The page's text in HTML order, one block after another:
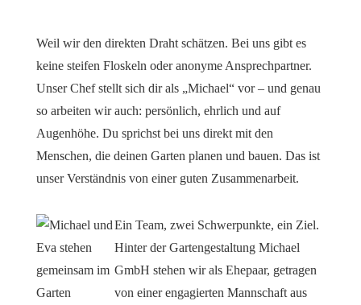
Weil wir den direkten Draht schätzen. Bei uns gibt es
keine steifen Floskeln oder anonyme Ansprechpartner.
Unser Chef stellt sich dir als „Michael“ vor – und genau
so arbeiten wir auch: persönlich, ehrlich und auf
Augenhöhe. Du sprichst bei uns direkt mit den
Menschen, die deinen Garten planen und bauen. Das ist
unser Verständnis von einer guten Zusammenarbeit.
Ein Team, zwei Schwerpunkte, ein Ziel.
Hinter der Gartengestaltung Michael
GmbH stehen wir als Ehepaar, getragen
von einer engagierten Mannschaft aus